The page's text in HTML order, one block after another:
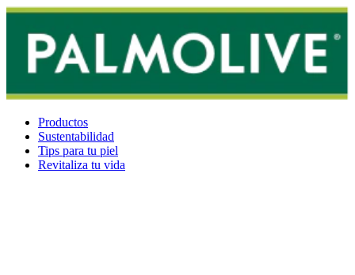
Productos
Sustentabilidad
Tips para tu piel
Revitaliza tu vida